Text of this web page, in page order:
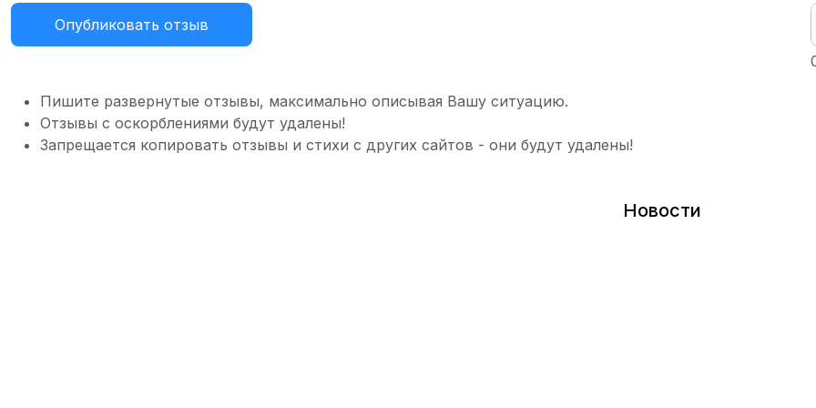
Опубликовать отзыв
Пишите развернутые отзывы, максимально описывая Вашу ситуацию.
Отзывы с оскорблениями будут удалены!
Запрещается копировать отзывы и стихи с других сайтов - они будут удалены!
Новости